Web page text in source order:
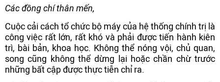
Các đồng chí thân mến,
Cuộc cải cách tổ chức bộ máy của hệ thống chính trị là
công việc rất lớn, rất khó và phải được tiến hành kiên
trì, bài bản, khoa học. Không thể nóng vội, chủ quan,
song cũng không thể dừng lại hoặc chần chừ trước
những bất cập được thực tiễn chỉ ra.